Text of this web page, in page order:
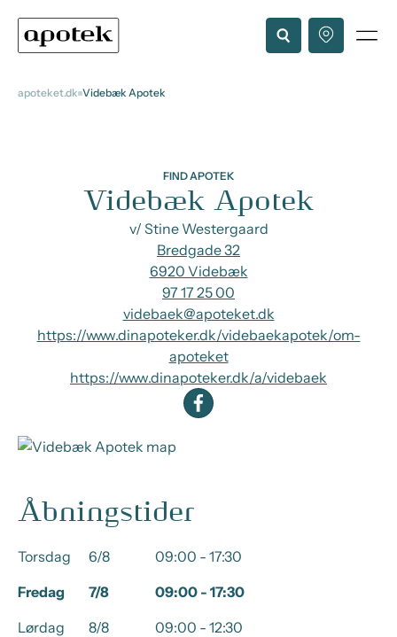
apoteket.dk Videbæk Apotek
FIND APOTEK
Videbæk Apotek
v/ Stine Westergaard
Bredgade 32
6920 Videbæk
97 17 25 00
videbaek@apoteket.dk
https://www.dinapoteker.dk/videbaekapotek/om-
apoteket
https://www.dinapoteker.dk/a/videbaek
Åbningstider
Torsdag 6/8
09:00 - 17:30
Fredag
7/8
09:00 - 17:30
Lørdag
8/8
09:00 - 12:30